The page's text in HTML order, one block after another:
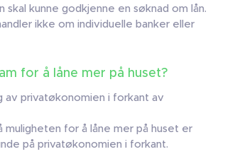
skal kunne godkjenne en søknad om lån.
ikke om individuelle banker eller
for å låne mer på huset?
av privatøkonomien i forkant av
muligheten for å låne mer på huset er
på privatøkonomien i forkant.